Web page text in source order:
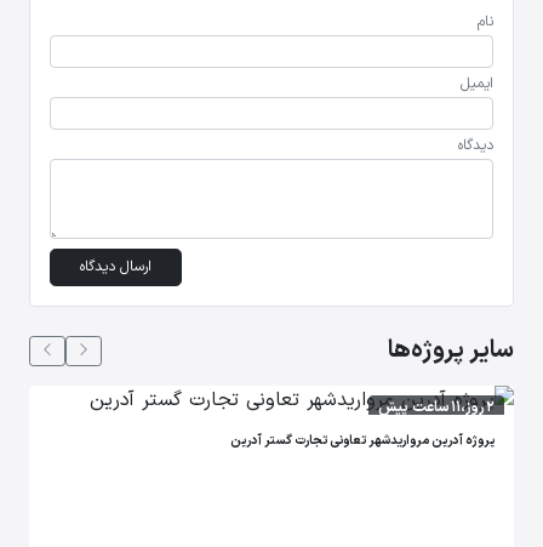
نام
ایمیل
دیدگاه
ارسال دیدگاه
سایر پروژه‌ها
2 روز،11 ساعت پیش
پروژه آدرین مرواریدشهر تعاونی تجارت گستر آدرین